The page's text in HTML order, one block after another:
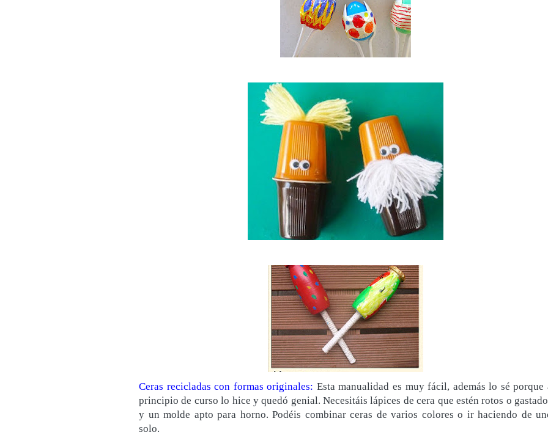
Ceras recicladas con formas originales: Esta manualidad es muy fácil, además lo sé porque
principio de curso lo hice y quedó genial. Necesitáis lápices de cera que estén rotos o
y un molde apto para horno. Podéis combinar ceras de varios colores o ir haciendo de
solo.